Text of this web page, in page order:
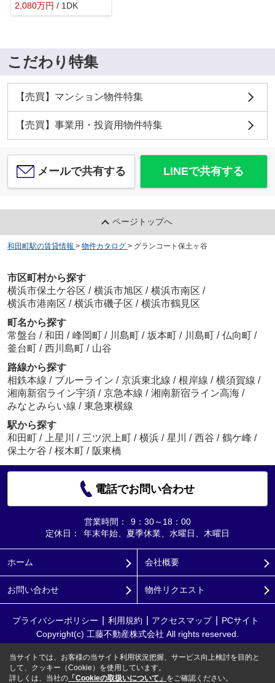
2,080万円 / 1DK
こだわり特集
【売買】マンション物件特集
【売買】事業用・投資用物件特集
メールで共有する LINEで共有する
ページトップへ
和田町駅の賃貸情報 > 物件カタログ > グランコート保土ヶ谷
市区町村から探す
横浜市保土ケ谷区 / 横浜市旭区 / 横浜市南区 /
横浜市港南区 / 横浜市磯子区 / 横浜市鶴見区
町名から探す
常盤台 / 和田 / 峰岡町 / 川島町 / 坂本町 / 川島町 / 仏向町 /
釜台町 / 西川島町 / 山谷
路線から探す
相鉄本線 / ブルーライン / 京浜東北線 / 根岸線 / 横須賀線 /
湘南新宿ライン宇須 / 京急本線 / 湘南新宿ライン高海 /
みなとみらい線 / 東急東横線
駅から探す
和田町 / 上星川 / 三ツ沢上町 / 横浜 / 星川 / 西谷 / 鶴ケ峰 /
保土ケ谷 / 桜木町 / 阪東橋
電話でお問い合わせ
営業時間：
9：30～18：00
定休日：
年末年始、夏季休業、水曜日、木曜日
ホーム 会社概要
お問い合わせ 物件リクエスト
プライバシーポリシー 利用規約 アクセスマップ
PCサイト
Copyright(c) 工藤不動産株式会社 All rights reserved.
当サイトでは、お客様の当サイト利用状況把握、サービス向上検討を目的と
して、クッキー（Cookie）を使用しています。
詳しくは、当社の 「Cookieの取扱いについて」 をご確認ください。